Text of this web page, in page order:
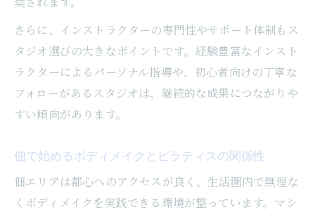
さらに、インストラクターの専門性やサポート体制もス
タジオ選びの大きなポイントです。経験豊富なインスト
ラクターによるパーソナル指導や、初心者向けの丁寧な
フォローがあるスタジオは、継続的な成果につながりや
すい傾向があります。
佃で始めるボディメイクとピラティスの関係性
佃エリアは都心へのアクセスが良く、生活圏内で無理な
くボディメイクを実践できる環境が整っています。マシ